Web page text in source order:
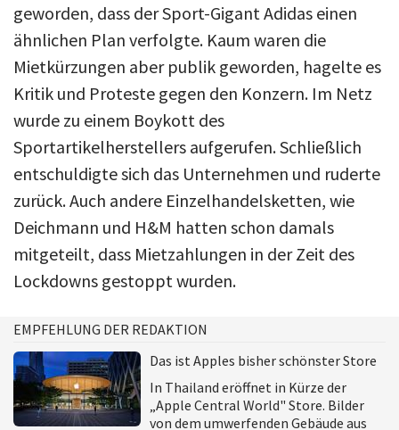
geworden, dass der Sport-Gigant Adidas einen
ähnlichen Plan verfolgte. Kaum waren die
Mietkürzungen aber publik geworden, hagelte es
Kritik und Proteste gegen den Konzern. Im Netz
wurde zu einem Boykott des
Sportartikelherstellers aufgerufen. Schließlich
entschuldigte sich das Unternehmen und ruderte
zurück. Auch andere Einzelhandelsketten, wie
Deichmann und H&M hatten schon damals
mitgeteilt, dass Mietzahlungen in der Zeit des
Lockdowns gestoppt wurden.
EMPFEHLUNG DER REDAKTION
Das ist Apples bisher schönster Store
In Thailand eröffnet in Kürze der
„Apple Central World" Store. Bilder
von dem umwerfenden Gebäude aus